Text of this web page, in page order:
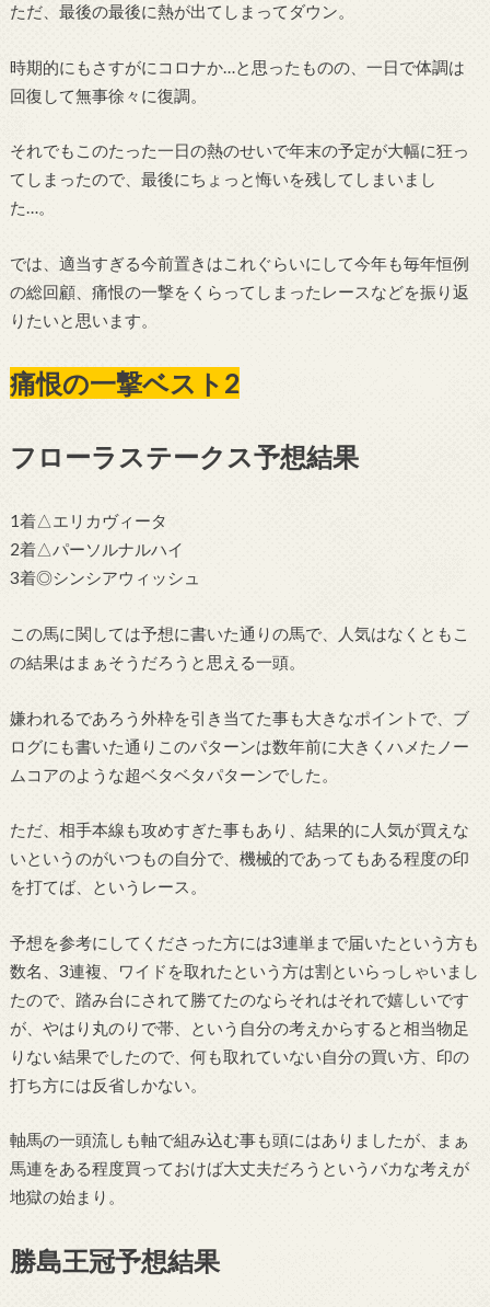
ただ、最後の最後に熱が出てしまってダウン。
時期的にもさすがにコロナか…と思ったものの、一日で体調は
回復して無事徐々に復調。
それでもこのたった一日の熱のせいで年末の予定が大幅に狂っ
てしまったので、最後にちょっと悔いを残してしまいまし
た…。
では、適当すぎる今前置きはこれぐらいにして今年も毎年恒例
の総回顧、痛恨の一撃をくらってしまったレースなどを振り返
りたいと思います。
痛恨の一撃ベスト2
フローラステークス予想結果
1着△エリカヴィータ
2着△パーソルナルハイ
3着◎シンシアウィッシュ
この馬に関しては予想に書いた通りの馬で、人気はなくともこ
の結果はまぁそうだろうと思える一頭。
嫌われるであろう外枠を引き当てた事も大きなポイントで、ブ
ログにも書いた通りこのパターンは数年前に大きくハメたノー
ムコアのような超ベタベタパターンでした。
ただ、相手本線も攻めすぎた事もあり、結果的に人気が買えな
いというのがいつもの自分で、機械的であってもある程度の印
を打てば、というレース。
予想を参考にしてくださった方には3連単まで届いたという方も
数名、3連複、ワイドを取れたという方は割といらっしゃいまし
たので、踏み台にされて勝てたのならそれはそれで嬉しいです
が、やはり丸のりで帯、という自分の考えからすると相当物足
りない結果でしたので、何も取れていない自分の買い方、印の
打ち方には反省しかない。
軸馬の一頭流しも軸で組み込む事も頭にはありましたが、まぁ
馬連をある程度買っておけば大丈夫だろうというバカな考えが
地獄の始まり。
勝島王冠予想結果